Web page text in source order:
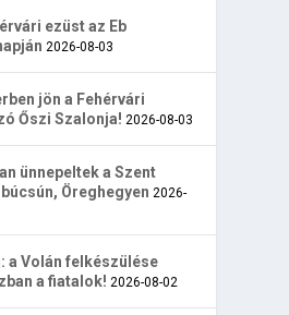
ezüst az Eb
2026-08-03
jön a Fehérvári
Őszi Szalonja! 2026-08-03
ünnepeltek a Szent
Öreghegyen 2026-
a Volán felkészülése
a fiatalok! 2026-08-02